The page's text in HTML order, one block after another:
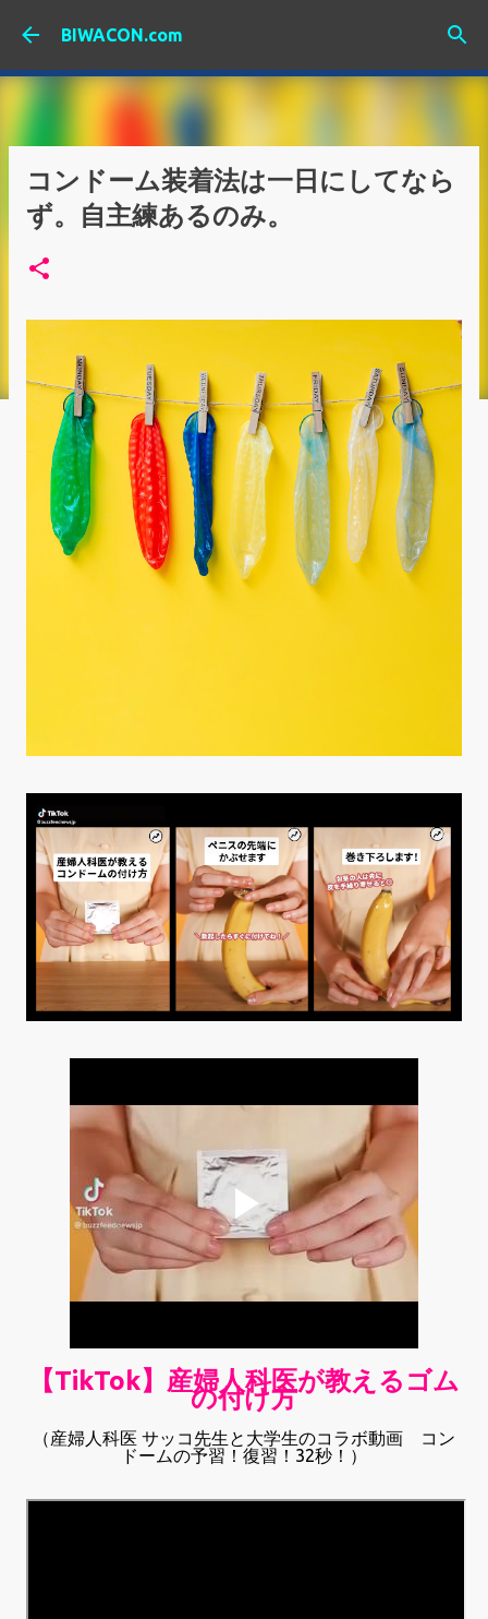
スキップしてメイン コンテンツに移動
BIWACON.com
コンドーム装着法は一日にしてなら
ず。自主練あるのみ。
【TikTok】産婦人科医が教えるゴム
の付け方
（産婦人科医 サッコ先生と大学生のコラボ動画 コン
ドームの予習！復習！32秒！）